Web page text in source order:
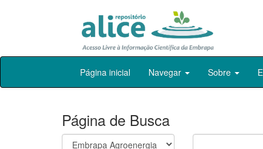
Skip
Página inicial Navegar Sobre
Página de Busca